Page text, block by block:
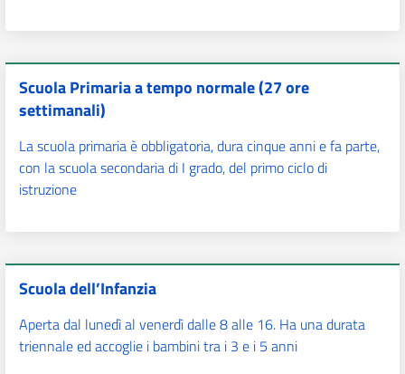
Scuola Primaria a tempo normale (27 ore
settimanali)
La scuola primaria è obbligatoria, dura cinque anni e fa parte,
con la scuola secondaria di I grado, del primo ciclo di
istruzione
Scuola dell’Infanzia
Aperta dal lunedì al venerdì dalle 8 alle 16. Ha una durata
triennale ed accoglie i bambini tra i 3 e i 5 anni